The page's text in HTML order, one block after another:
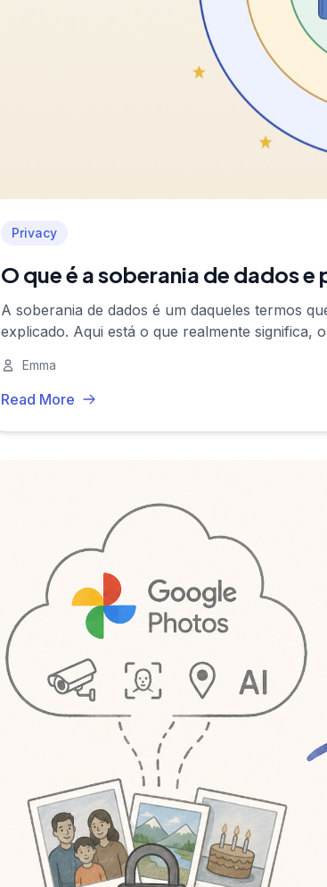
Privacy
O que é a soberania de dados
A soberania de dados é um daqueles termos
explicado. Aqui está o que realmente significa,
Emma
Read More